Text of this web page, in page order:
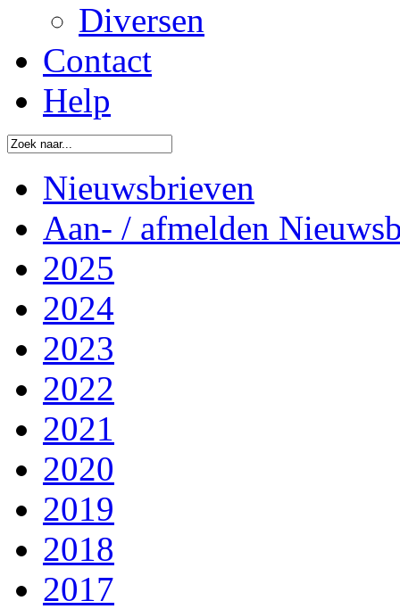
Diversen
Contact
Help
Nieuwsbrieven
Aan- / afmelden
2025
2024
2023
2022
2021
2020
2019
2018
2017